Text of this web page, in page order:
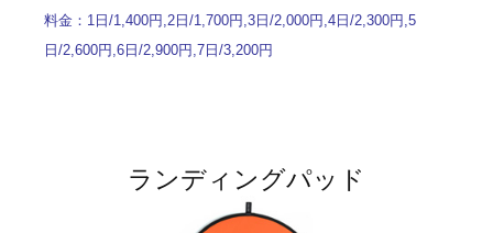
料金：1日/1,400円,2日/1,700円,3日/2,000円,4日/2,300円,5
日/2,600円,6日/2,900円,7日/3,200円
ランディングパッド